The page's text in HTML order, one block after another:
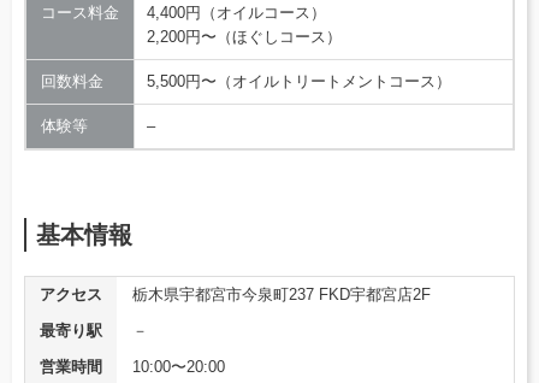
コース料金
4,400円（オイルコース）
2,200円〜（ほぐしコース）
回数料金 5,500円〜（オイルトリートメントコース）
体験等 –
基本情報
アクセス
栃木県宇都宮市今泉町237 FKD宇都宮店2F
最寄り駅
－
営業時間
10:00〜20:00